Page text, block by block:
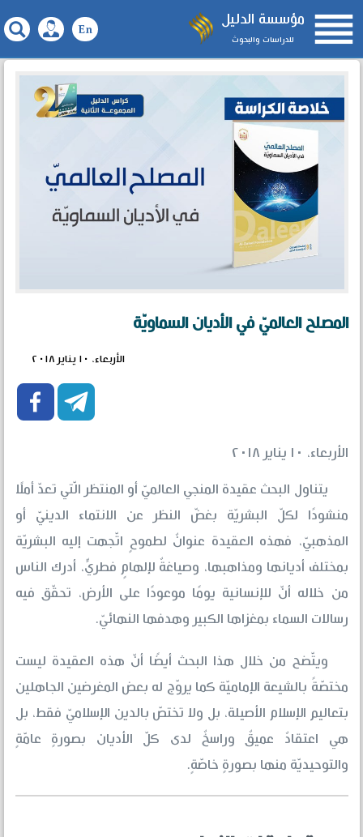
مؤسسة الدليل
للدراسات والبحوث 
المصلح العالميّ في الأديان السماويّة
الأربعاء، ١٠ يناير ٢٠١٨
 
الأربعاء، ١٠ يناير ٢٠١٨
يتناول البحث عقيدة المنجي العالميّ أو المنتظر الّتي تعدّ أملًا
منشودًا لكلّ البشريّة بغضّ النظر عن الانتماء الدينيّ أو
المذهبيّ، فهذه العقيدة عنوانٌ لطموحٍ اتّجهت إليه البشريّة
بمختلف أديانها ومذاهبها، وصياغةٌ لإلهامٍ فطريٍّ، أدرك الناس
من خلاله أنّ للإنسانية يومًا موعودًا على الأرض، تحقّق فيه
رسالات السماء بمغزاها الكبير وهدفها النهائيّ.
ويتّضح من خلال هذا البحث أيضًا أنّ هذه العقيدة ليست
مختصّةً بالشيعة الإماميّة كما يروّج له بعض المغرضين الجاهلين
بتعاليم الإسلام الأصيلة، بل ولا تختصّ بالدين الإسلاميّ فقط، بل
هي اعتقادٌ عميقٌ وراسخٌ لدى كلّ الأديان بصورةٍ عامّةٍ
والتوحيديّة منها بصورةٍ خاصّةٍ.